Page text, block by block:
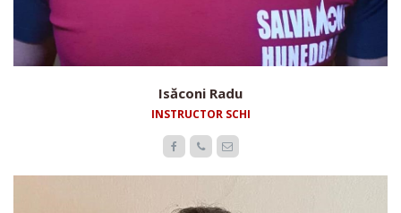
Isăconi Radu
INSTRUCTOR SCHI
  